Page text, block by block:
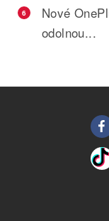
6
Nové
odolnou...